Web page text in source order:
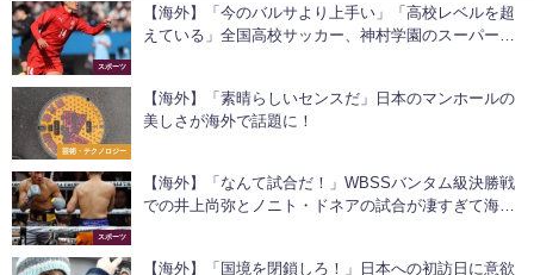
スポーツ
【海外】「今のバルサより上手い」「高校レベルを超
えている」全国高校サッカー、神村学園のスーパーゴ
芸術・テクノロジー
【海外】「素晴らしいセンスだ」日本のマンホールの
美しさが海外で話題に！
スポーツ
【海外】「なんて試合だ！」WBSSバンタム級決勝戦
での井上尚弥とノニト・ドネアの試合が凄すぎて海外
【海外】「国境を閉鎖しろ！」日本への初訪日に意欲